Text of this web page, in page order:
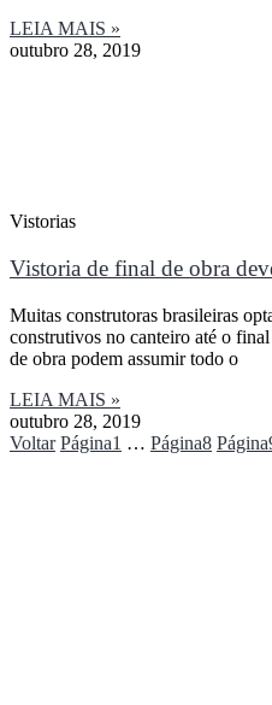
LEIA MAIS »
outubro 28, 2019
Vistorias
Vistoria de final de obra
Muitas construtoras brasileiras
construtivos no canteiro até o
de obra podem assumir todo o
LEIA MAIS »
outubro 28, 2019
Voltar Página1 … Página8 Página